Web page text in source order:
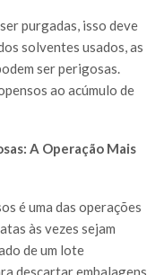
purgadas, isso deve
solventes usados, as
ser perigosas.
ao acúmulo de
A Operação Mais
é uma das operações
às vezes sejam
de um lote
descartar embalagens